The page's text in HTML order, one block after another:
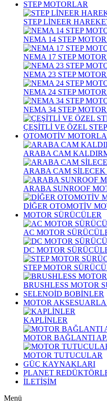
STEP MOTORLAR
STEP LİNEER
NEMA 14 STEP
NEMA 17 STEP
NEMA 23 STEP
NEMA 24 STEP
NEMA 34 STEP
ÇEŞİTLİ VE ÖZEL
OTOMOTİV
ARABA CAM
ARABA CAM
ARABA SUNROOF
DİĞER OTOMOTİV
MOTOR SÜRÜCÜLER
AC MOTOR
DC MOTOR
STEP MOTOR
BRUSHLESS MOTOR
SELENOİD BOBİNLER
MOTOR
KAPLİNLER
MOTOR BAĞLANTI
MOTOR TUTUCULAR
GÜÇ KAYNAKLARI
PLANET
İLETİŞİM
Menü